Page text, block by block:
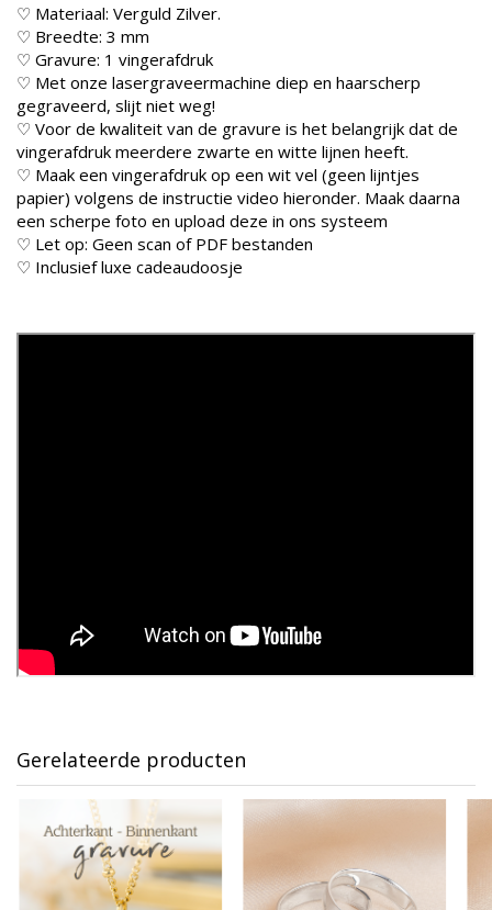
♡ Materiaal: Verguld Zilver.
♡ Breedte: 3 mm
♡ Gravure: 1 vingerafdruk
♡ Met onze lasergraveermachine diep en haarscherp
gegraveerd, slijt niet weg!
♡ Voor de kwaliteit van de gravure is het belangrijk dat de
vingerafdruk meerdere zwarte en witte lijnen heeft.
♡ Maak een vingerafdruk op een wit vel (geen lijntjes
papier) volgens de instructie video hieronder. Maak daarna
een scherpe foto en upload deze in ons systeem
♡ Let op: Geen scan of PDF bestanden
♡ Inclusief luxe cadeaudoosje
Gerelateerde producten